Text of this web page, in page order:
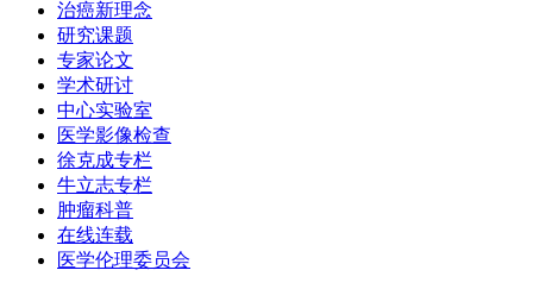
治癌新理念
研究课题
专家论文
学术研讨
中心实验室
医学影像检查
徐克成专栏
牛立志专栏
肿瘤科普
在线连载
医学伦理委员会